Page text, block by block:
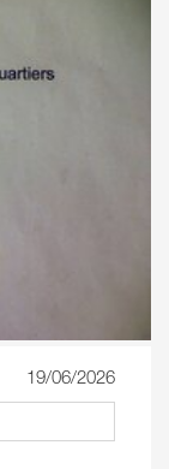
19/06/2026